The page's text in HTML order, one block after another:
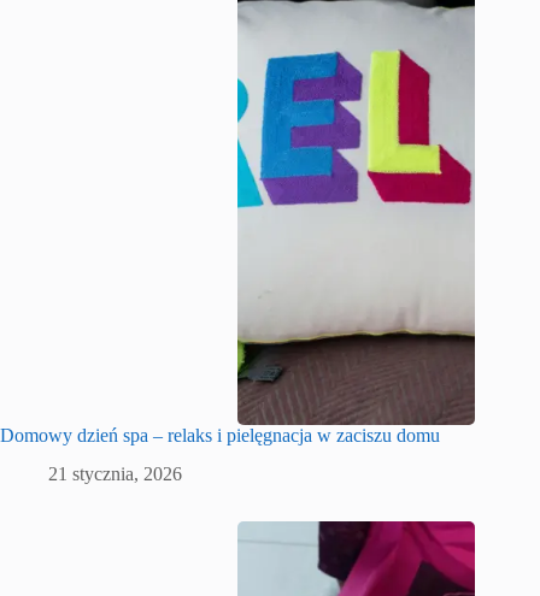
Domowy dzień spa – relaks i pielęgnacja w zaciszu domu
21 stycznia, 2026